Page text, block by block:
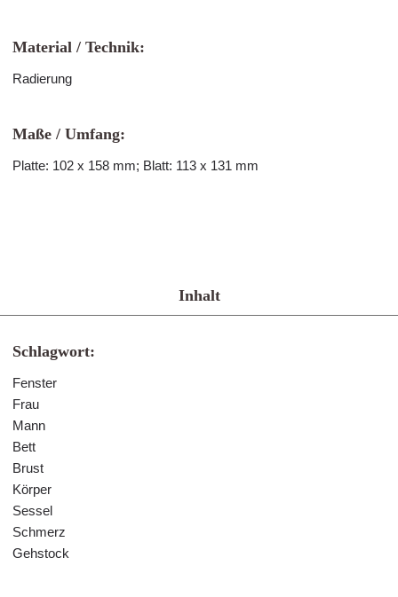
Material / Technik:
Radierung
Maße / Umfang:
Platte: 102 x 158 mm; Blatt: 113 x 131 mm
Inhalt
Schlagwort:
Fenster
Frau
Mann
Bett
Brust
Körper
Sessel
Schmerz
Gehstock